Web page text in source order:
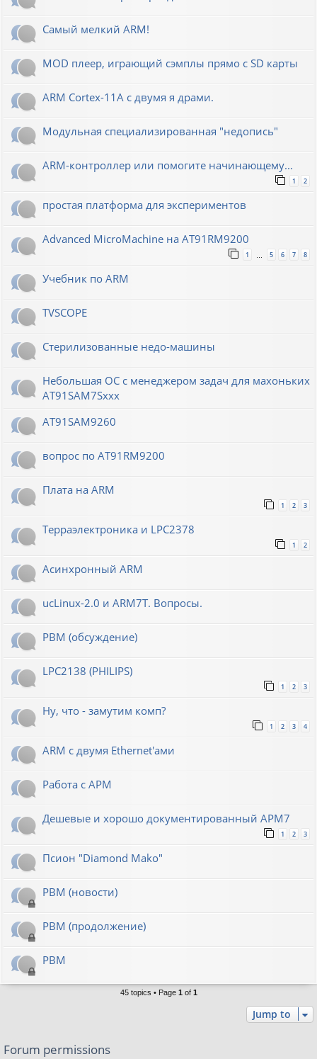
Самый мелкий ARM!
MOD плеер, играющий сэмплы прямо с SD карты
ARM Cortex-11A с двумя я драми.
Модульная специализированная "недопись"
ARM-контроллер или помогите начинающему...
1 2
простая платформа для экспериментов
Advanced MicroMachine на AT91RM9200
1 5 6 7 8
Учебник по ARM
TVSCOPE
Стерилизованные недо-машины
Небольшая ОС с менеджером задач для махоньких
AT91SAM7Sxxx
AT91SAM9260
вопрос по AT91RM9200
Плата на ARM
1 2 3
Терраэлектроника и LPC2378
1 2
Асинхронный ARM
ucLinux-2.0 и ARM7T. Вопросы.
РВМ (обсуждение)
LPC2138 (PHILIPS)
1 2 3
Ну, что - замутим комп?
1 2 3 4
ARM с двумя Ethernet'ами
Работа с АРМ
Дешевые и хорошо документированный АРМ7
1 2 3
Псион "Diamond Mako"
РВМ (новости)
РВМ (продолжение)
РВМ
45 topics • Page 1 of 1
Jump to
Forum permissions